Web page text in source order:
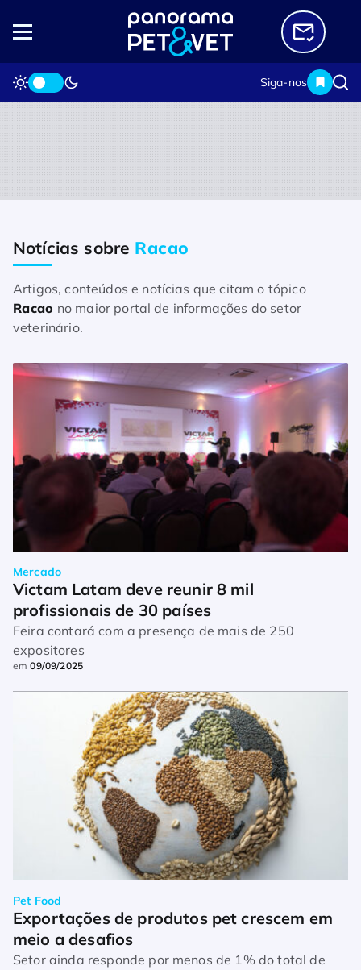
Siga-nos
Home Notícias sobre Racao
Notícias sobre Racao
Artigos, conteúdos e notícias que citam o tópico
Racao no maior portal de informações do setor
veterinário.
Mercado
Victam Latam deve reunir 8 mil
profissionais de 30 países
Feira contará com a presença de mais de 250
expositores
em09/09/2025
Pet Food
Exportações de produtos pet crescem em
meio a desafios
Setor ainda responde por menos de 1% do total de